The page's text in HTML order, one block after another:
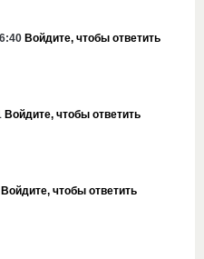
Войдите, чтобы ответить
Войдите, чтобы ответить
Войдите, чтобы ответить